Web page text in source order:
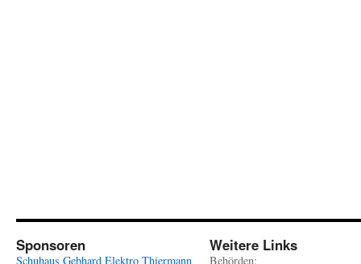
Sponsoren
Schuhaus Gebhard Elektro Thiermann
Weitere Links
Behörden: